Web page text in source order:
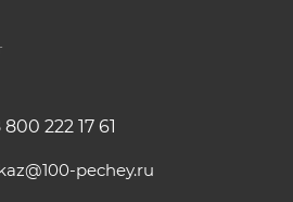
800 222 17 61
pechey.ru